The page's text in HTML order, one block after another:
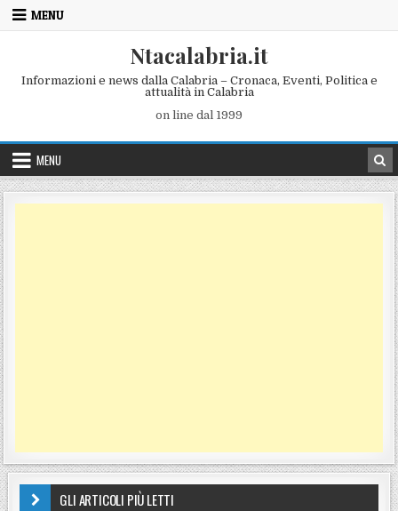
Skip to content
MENU
Ntacalabria.it
Informazioni e news dalla Calabria – Cronaca, Eventi, Politica e
attualità in Calabria
on line dal 1999
MENU
GLI ARTICOLI PIÙ LETTI